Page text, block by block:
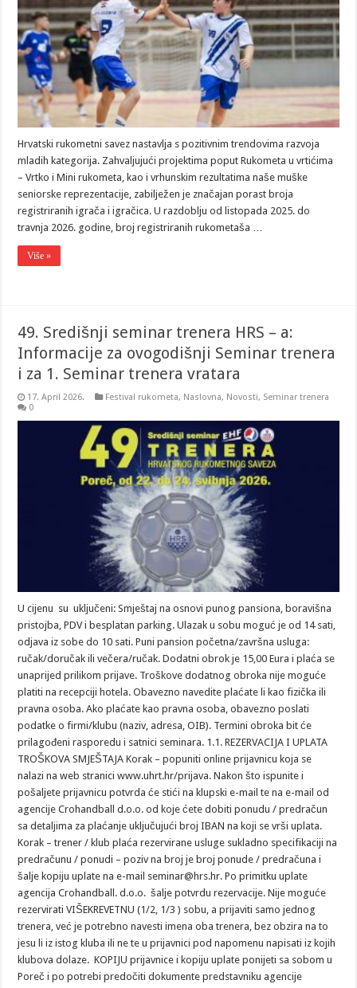
Hrvatski rukometni savez nastavlja s pozitivnim trendovima razvoja
mladih kategorija. Zahvaljujući projektima poput Rukometa u vrtićima
– Vrtko i Mini rukometa, kao i vrhunskim rezultatima naše muške
seniorske reprezentacije, zabilježen je značajan porast broja
registriranih igrača i igračica. U razdoblju od listopada 2025. do
travnja 2026. godine, broj registriranih rukometaša …
Više »
49. Središnji seminar trenera HRS – a:
Informacije za ovogodišnji Seminar trenera
i za 1. Seminar trenera vratara
17. April 2026. Festival rukometa, Naslovna, Novosti, Seminar trenera
0
U cijenu su uključeni: Smještaj na osnovi punog pansiona, boravišna
pristojba, PDV i besplatan parking. Ulazak u sobu moguć je od 14 sati,
odjava iz sobe do 10 sati. Puni pansion početna/završna usluga:
ručak/doručak ili večera/ručak. Dodatni obrok je 15,00 Eura i plaća se
unaprijed prilikom prijave. Troškove dodatnog obroka nije moguće
platiti na recepciji hotela. Obavezno navedite plaćate li kao fizička ili
pravna osoba. Ako plaćate kao pravna osoba, obavezno poslati
podatke o firmi/klubu (naziv, adresa, OIB). Termini obroka bit će
prilagođeni rasporedu i satnici seminara. 1.1. REZERVACIJA I UPLATA
TROŠKOVA SMJEŠTAJA Korak – popuniti online prijavnicu koja se
nalazi na web stranici www.uhrt.hr/prijava. Nakon što ispunite i
pošaljete prijavnicu potvrda će stići na klupski e-mail te na e-mail od
agencije Crohandball d.o.o. od koje ćete dobiti ponudu / predračun
sa detaljima za plaćanje uključujući broj IBAN na koji se vrši uplata.
Korak – trener / klub plaća rezervirane usluge sukladno specifikaciji na
predračunu / ponudi – poziv na broj je broj ponude / predračuna i
šalje kopiju uplate na e-mail seminar@hrs.hr. Po primitku uplate
agencija Crohandball. d.o.o. šalje potvrdu rezervacije. Nije moguće
rezervirati VIŠEKREVETNU (1/2, 1/3 ) sobu, a prijaviti samo jednog
trenera, već je potrebno navesti imena oba trenera, bez obzira na to
jesu li iz istog kluba ili ne te u prijavnici pod napomenu napisati iz kojih
klubova dolaze. KOPIJU prijavnice i kopiju uplate ponijeti sa sobom u
Poreč i po potrebi predočiti dokumente predstavniku agencije